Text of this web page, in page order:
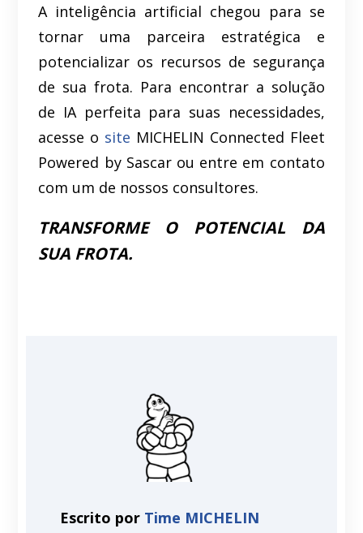
A inteligência artificial chegou para se
tornar uma parceira estratégica e
potencializar os recursos de segurança
de sua frota. Para encontrar a solução
de IA perfeita para suas necessidades,
acesse o site MICHELIN Connected Fleet
Powered by Sascar ou entre em contato
com um de nossos consultores.
TRANSFORME O POTENCIAL DA
SUA FROTA.
Escrito por Time MICHELIN